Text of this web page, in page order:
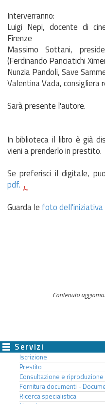
Interverranno:
Luigi Nepi, docente di
Firenze
Massimo Sottani,
(Ferdinando Panciatichi
Nunzia Pandoli, Save
Valentina Vada, consigliera
Sarà presente l'autore.
In biblioteca il libro è già
vieni a prenderlo in prestito.
Se preferisci il digitale,
pdf.
Guarda le foto dell'iniziativa
Contenuto
Servizi
Iscrizione
Prestito
Consultazione e riproduzione
Fornitura documenti -
Ricerca specialistica